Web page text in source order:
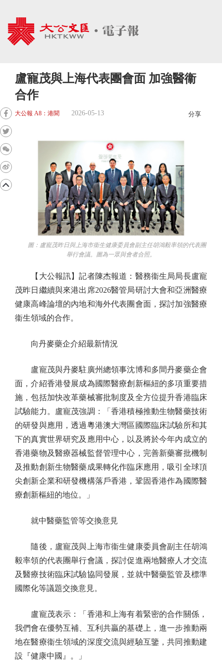
盧寵茂與上海代表團會面 加強醫衞
合作
大公報 A8：港聞 2026-05-13 分享
圖：盧寵茂昨日與上海市衞生健康委員會副主任胡鴻毅率領的代表團
舉行會議。圖為一眾與會者合照。
【大公報訊】記者陳杰報道：醫務衞生局局長盧寵
茂昨日繼續與來港出席2026醫管局研討大會和亞洲醫療
健康高峰論壇的內地和海外代表團會面，探討加強醫療
衞生領域的合作。
向丹麥藥企介紹最新情況
盧寵茂與丹麥駐廣州總領事沈博和多間丹麥藥企會
面，介紹香港發展成為國際醫療創新樞紐的多項重要措
施，包括加快改革藥械審批制度及全方位提升香港臨床
試驗能力。盧寵茂強調：「香港積極推動生物醫藥技術
的研發與應用，透過粵港澳大灣區國際臨床試驗所和其
下的真實世界研究及應用中心，以及將於今年內成立的
香港藥物及醫療器械監督管理中心，完善新藥審批機制
及推動創新生物醫藥成果轉化作臨床應用，吸引全球頂
尖創新企業和研發機構落戶香港，鞏固香港作為國際醫
療創新樞紐的地位。」
就中醫藥監管等交換意見
隨後，盧寵茂與上海市衞生健康委員會副主任胡鴻
毅率領的代表團舉行會議，探討促進兩地醫療人才交流
及醫療技術臨床試驗協同發展，並就中醫藥監管及標準
國際化等議題交換意見。
盧寵茂表示：「香港和上海有着緊密的合作關係，
我們會在優勢互補、互利共贏的基礎上，進一步推動兩
地在醫療衞生領域的深度交流與經驗互鑒，共同推動建
設『健康中國』。」